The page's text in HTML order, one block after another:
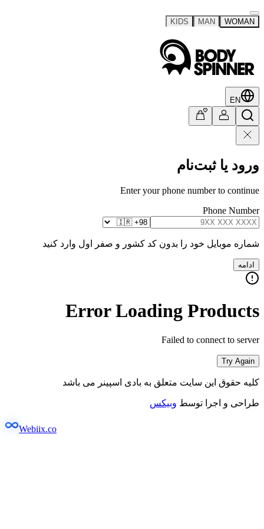
WOMAN
MAN
KIDS
EN
ورود یا ثبت‌نام
Enter your phone number to continue
Phone Number
شماره موبایل خود را بدون کد کشور و صفر اول وارد کنید
ادامه
Error Loading Products
Failed to connect to server
Try Again
کلیه حقوق این سایت متعلق به بادی اسپینر می باشد
طراحی و اجرا توسط وبیکس
Webiix.co